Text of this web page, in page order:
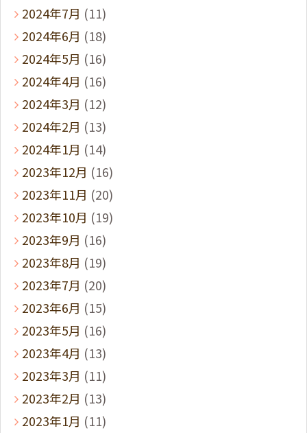
2024年7月 (11)
2024年6月 (18)
2024年5月 (16)
2024年4月 (16)
2024年3月 (12)
2024年2月 (13)
2024年1月 (14)
2023年12月 (16)
2023年11月 (20)
2023年10月 (19)
2023年9月 (16)
2023年8月 (19)
2023年7月 (20)
2023年6月 (15)
2023年5月 (16)
2023年4月 (13)
2023年3月 (11)
2023年2月 (13)
2023年1月 (11)